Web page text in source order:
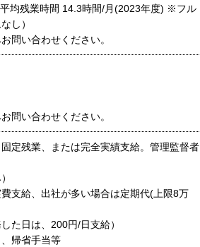
均残業時間 14.3時間/月(2023年度) ※フル
し）
問い合わせください。
問い合わせください。
定残業、または完全実績支給。管理監督者
支給、出社が多い場合は定期代(上限8万
た日は、200円/日支給）
帰省手当等